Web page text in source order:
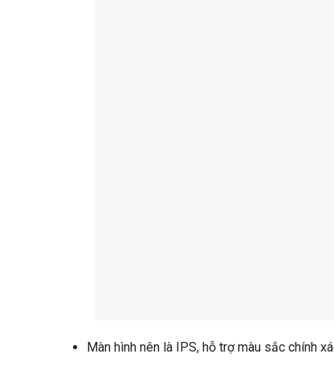
Màn hình nên là IPS, hỗ trợ màu sắc chính